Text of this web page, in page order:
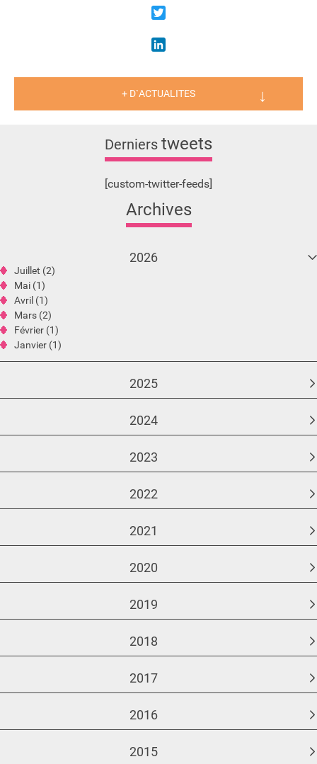
+ D`ACTUALITES
Derniers tweets
[custom-twitter-feeds]
Archives
2026
Juillet (2)
Mai (1)
Avril (1)
Mars (2)
Février (1)
Janvier (1)
2025
2024
2023
2022
2021
2020
2019
2018
2017
2016
2015